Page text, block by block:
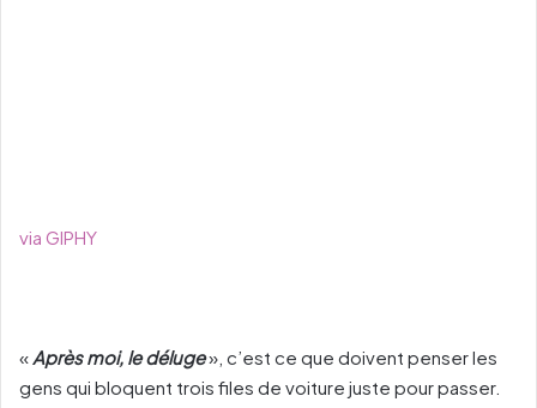
via GIPHY
«Après moi, le déluge», c’est ce que doivent penser les
gens qui bloquent trois files de voiture juste pour passer.